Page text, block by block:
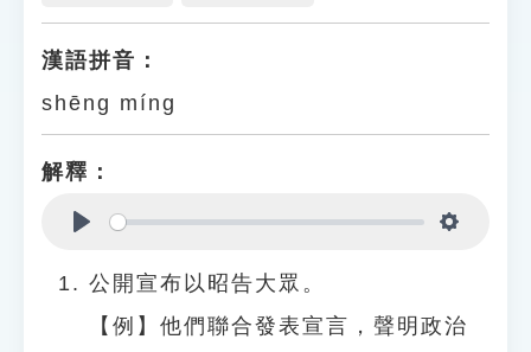
貓頭鷹博士
漢語拼音：
shēng míng
解釋：
公開宣布以昭告大眾。
【例】他們聯合發表宣言，聲明政治